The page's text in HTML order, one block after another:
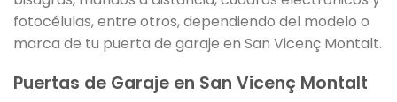
fotocélulas, entre otros, dependiendo del modelo o
marca de tu puerta de garaje en San Vicenç Montalt.
Puertas de Garaje en San Vicenç Montalt